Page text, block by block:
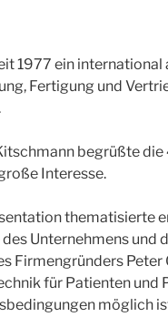
1977 ein
Fertigung und
begrüßte
Interesse.
thematisierte
Unternehmens und
Firmengründers Peter
für Patienten und
möglich